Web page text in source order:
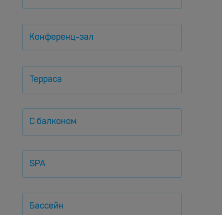
Конференц-зал
Терраса
С балконом
SPA
Бассейн